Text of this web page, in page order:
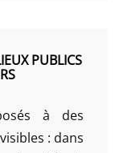
PUBLICS
à des
: dans